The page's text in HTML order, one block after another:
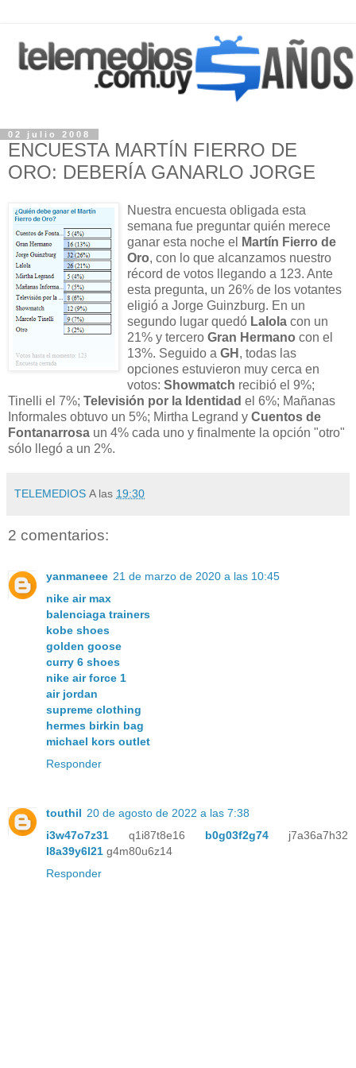
02 julio 2008
ENCUESTA MARTÍN FIERRO DE
ORO: DEBERÍA GANARLO JORGE
Nuestra encuesta obligada esta
semana fue preguntar quién merece
ganar esta noche el
Martín Fierro de
Oro, con lo que alcanzamos nuestro
récord de votos llegando a 123. Ante
esta pregunta, un 26% de los votantes
eligió a Jorge Guinzburg. En un
segundo lugar quedó Lalola con un
21% y tercero Gran Hermano con el
13%. Seguido a GH , todas las
opciones estuvieron muy cerca en
votos: Showmatch recibió el 9%;
Tinelli el 7%; Televisión por la Identidad el 6%; Mañanas
Informales obtuvo un 5%; Mirtha Legrand y Cuentos de
Fontanarrosa un 4% cada uno y finalmente la opción "otro"
sólo llegó a un 2%.
TELEMEDIOS A las 19:30
2 comentarios:
yanmaneee 21 de marzo de 2020 a las 10:45
nike air max
balenciaga trainers
kobe shoes
golden goose
curry 6 shoes
nike air force 1
air jordan
supreme clothing
hermes birkin bag
michael kors outlet
Responder
touthil 20 de agosto de 2022 a las 7:38
i3w47o7z31 q1i87t8e16 b0g03f2g74 j7a36a7h32
l8a39y6l21 g4m80u6z14
Responder